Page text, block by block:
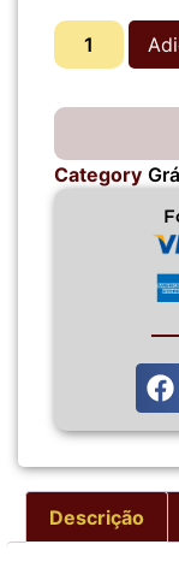
Category
Descrição